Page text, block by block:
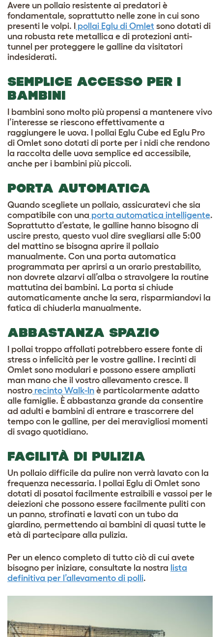
Avere un pollaio resistente ai predatori è
fondamentale, soprattutto nelle zone in cui sono
presenti le volpi. I
pollai Eglu di Omlet sono dotati di
una robusta rete metallica e di protezioni anti-
tunnel per proteggere le galline da visitatori
indesiderati.
SEMPLICE ACCESSO PER I
BAMBINI
I bambini sono molto più propensi a mantenere vivo
l’interesse se riescono effettivamente a
raggiungere le uova. I pollai Eglu Cube ed Eglu Pro
di Omlet sono dotati di porte per i nidi che rendono
la raccolta delle uova semplice ed accessibile,
anche per i bambini più piccoli.
PORTA AUTOMATICA
Quando scegliete un pollaio, assicuratevi che sia
compatibile con una porta automatica intelligente.
Soprattutto d’estate, le galline hanno bisogno di
uscire presto, questo vuol dire svegliarsi alle 5:00
del mattino se bisogna aprire il pollaio
manualmente. Con una porta automatica
programmata per aprirsi a un orario prestabilito,
non dovrete alzarvi all’alba o stravolgere la routine
mattutina dei bambini. La porta si chiude
automaticamente anche la sera, risparmiandovi la
fatica di chiuderla manualmente.
ABBASTANZA SPAZIO
I pollai troppo affollati potrebbero essere fonte di
stress o infelicità per le vostre galline. I recinti di
Omlet sono modulari e possono essere ampliati
man mano che il vostro allevamento cresce. Il
nostro recinto Walk-In è particolarmente adatto
alle famiglie. È abbastanza grande da consentire
ad adulti e bambini di entrare e trascorrere del
tempo con le galline, per dei meravigliosi momenti
di svago quotidiano.
FACILITÀ DI PULIZIA
Un pollaio difficile da pulire non verrà lavato con la
frequenza necessaria. I pollai Eglu di Omlet sono
dotati di posatoi facilmente estraibili e vassoi per le
deiezioni che possono essere facilmente puliti con
un panno, strofinati e lavati con un tubo da
giardino, permettendo ai bambini di quasi tutte le
età di partecipare alla pulizia.
Per un elenco completo di tutto ciò di cui avete
bisogno per iniziare, consultate la nostra lista
definitiva per l’allevamento di polli.